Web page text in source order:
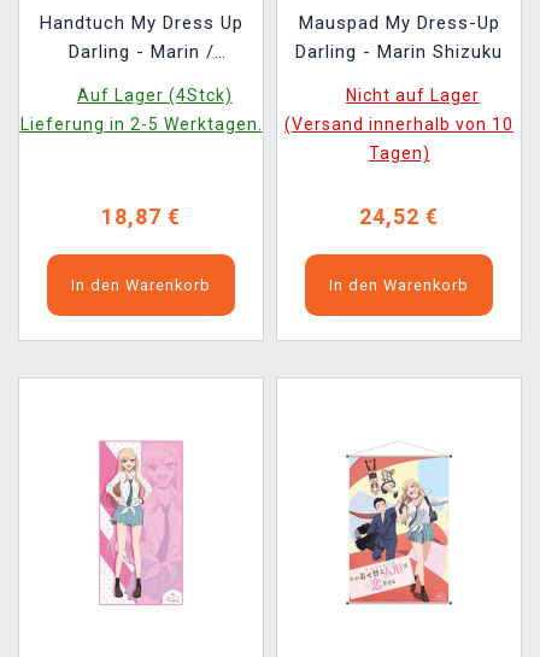
Handtuch My Dress Up
Darling - Marin /
Ver.
Auf Lager (4Stck)
Lieferung in 2-5 Werktagen.
18,87 €
In den Warenkorb
Mauspad My Dress-Up
Darling - Marin Shizuku
Nicht auf Lager
(Versand innerhalb von 10
Tagen)
24,52 €
In den Warenkorb